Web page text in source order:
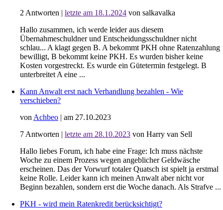
2 Antworten | letzte am 18.1.2024 von salkavalka
Hallo zusammen, ich werde leider aus diesem
Übernahmeschuldner und Entscheidungsschuldner nicht
schlau... A klagt gegen B. A bekommt PKH ohne Ratenzahlung
bewilligt, B bekommt keine PKH. Es wurden bisher keine
Kosten vorgestreckt. Es wurde ein Gütetermin festgelegt. B
unterbreitet A eine ...
Kann Anwalt erst nach Verhandlung bezahlen - Wie
verschieben?
von Achbeo | am 27.10.2023
7 Antworten | letzte am 28.10.2023 von Harry van Sell
Hallo liebes Forum, ich habe eine Frage: Ich muss nächste
Woche zu einem Prozess wegen angeblicher Geldwäsche
erscheinen. Das der Vorwurf totaler Quatsch ist spielt ja erstmal
keine Rolle. Leider kann ich meinen Anwalt aber nicht vor
Beginn bezahlen, sondern erst die Woche danach. Als Strafve ...
PKH - wird mein Ratenkredit berücksichtigt?